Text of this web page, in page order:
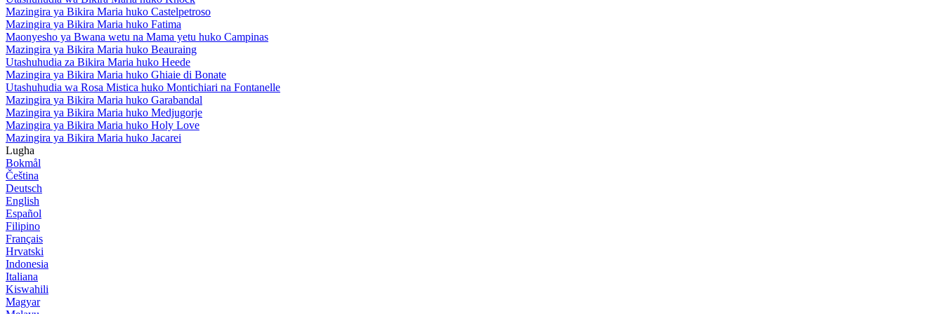
Mazingira ya Bikira Maria huko Castelpetroso
Mazingira ya Bikira Maria huko Fatima
Maonyesho ya Bwana wetu na Mama yetu huko Campinas
Mazingira ya Bikira Maria huko Beauraing
Utashuhudia za Bikira Maria huko Heede
Mazingira ya Bikira Maria huko Ghiaie di Bonate
Utashuhudia wa Rosa Mistica huko Montichiari na Fontanelle
Mazingira ya Bikira Maria huko Garabandal
Mazingira ya Bikira Maria huko Medjugorje
Mazingira ya Bikira Maria huko Holy Love
Mazingira ya Bikira Maria huko Jacarei
Lugha
Bokmål
Čeština
Deutsch
English
Español
Filipino
Français
Hrvatski
Indonesia
Italiana
Kiswahili
Magyar